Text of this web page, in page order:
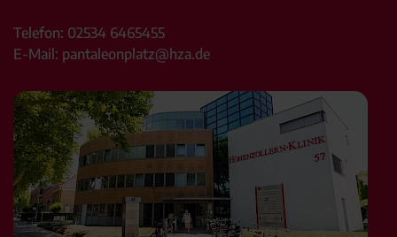
Telefon: 02534 6465455
E-Mail: pantaleonplatz@hza.de